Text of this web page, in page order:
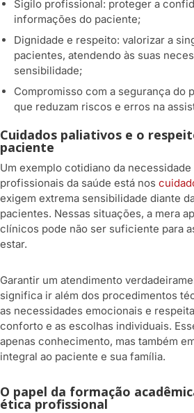
Sigilo profissional: proteger a
informações do paciente;
Dignidade e respeito: valorizar a
pacientes, atendendo às suas
sensibilidade;
Compromisso com a segurança do
que reduzam riscos e erros na
Cuidados paliativos e o
paciente
Um exemplo cotidiano da
profissionais da saúde está nos
exigem extrema sensibilidade diante
pacientes. Nessas situações, a mera
clínicos pode não ser suficiente para
estar.
Garantir um atendimento
significa ir além dos procedimentos
as necessidades emocionais e
conforto e as escolhas individuais.
apenas conhecimento, mas também
integral ao paciente e sua família.
O papel da formação
ética profissional